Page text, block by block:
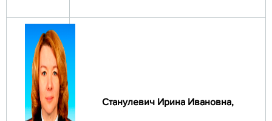
Станулевич Ирина Ивановна,